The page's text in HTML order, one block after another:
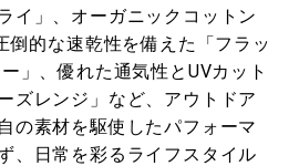
イ」、オーガニックコットン
倒的な速乾性を備えた「フラッ
」、優れた通気性とUVカット
ズレンジ」など、アウトドア
の素材を駆使したパフォーマ
、日常を彩るライフスタイル